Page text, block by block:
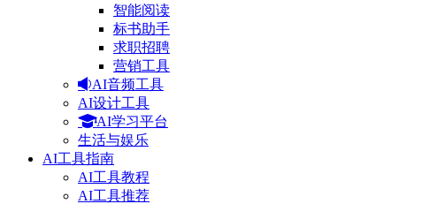
智能阅读
标书助手
求职招聘
营销工具
AI音频工具
AI设计工具
AI学习平台
生活与娱乐
AI工具指南
AI工具教程
AI工具推荐